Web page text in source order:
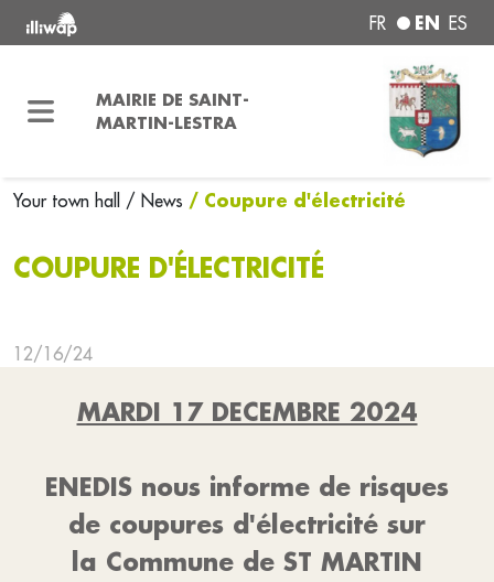
FR EN ES
MAIRIE DE SAINT-
MARTIN-LESTRA
Your town hall / News / Coupure d'électricité
COUPURE D'ÉLECTRICITÉ
12/16/24
MARDI 17 DECEMBRE 2024
ENEDIS nous informe de risques
de coupures d'électricité sur
la Commune de ST MARTIN